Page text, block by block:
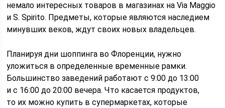
немало интересных товаров в магазинах на Via Maggio
и S. Spirito. Предметы, которые являются наследием
минувших веков, ждут своих новых владельцев.
Планируя дни шоппинга во Флоренции, нужно
уложиться в определенные временные рамки.
Большинство заведений работают с 9:00 до 13:00
и с 16:00 до 20:00 вечера. Что касается продуктов,
то их можно купить в супермаркетах, которые